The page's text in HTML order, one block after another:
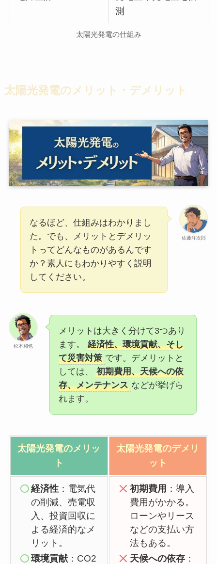
測
太陽光発電の仕組み
太陽光発電のメリット・デメリット
佐藤洋次郎
なるほど、仕組みはわかりまし
た。でも、メリットとデメリッ
トってどんなものがあるんです
か？素人にもわかりやすく説明
してください。
松本和也
メリットは大きく分けて3つあり
ます。
経済性、環境貢献、そし
て災害対策 です。デメリットと
しては、
初期費用、天候への依
存、メンテナンス などが挙げら
れます。
太陽光発電のメリッ
ト
太陽光発電のデメリ
ット
経済性 ：電気代
の削減、売電収
入、投資回収に
よる経済的なメ
リット。
環境貢献 ：CO2
初期費用 ：導入
費用がかかる。
ローンやリース
などの支払い方
法もある。
天候への依存 ：